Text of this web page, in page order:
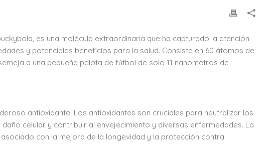
es una molécula extraordinaria que ha capturado la atención
y potenciales beneficios para la salud. Consiste en 60 átomos de
a una pequeña pelota de fútbol de solo 11 nanómetros de
antioxidante. Los antioxidantes son cruciales para neutralizar los
celular y contribuir al envejecimiento y diversas enfermedades. La
con la mejora de la longevidad y la protección contra